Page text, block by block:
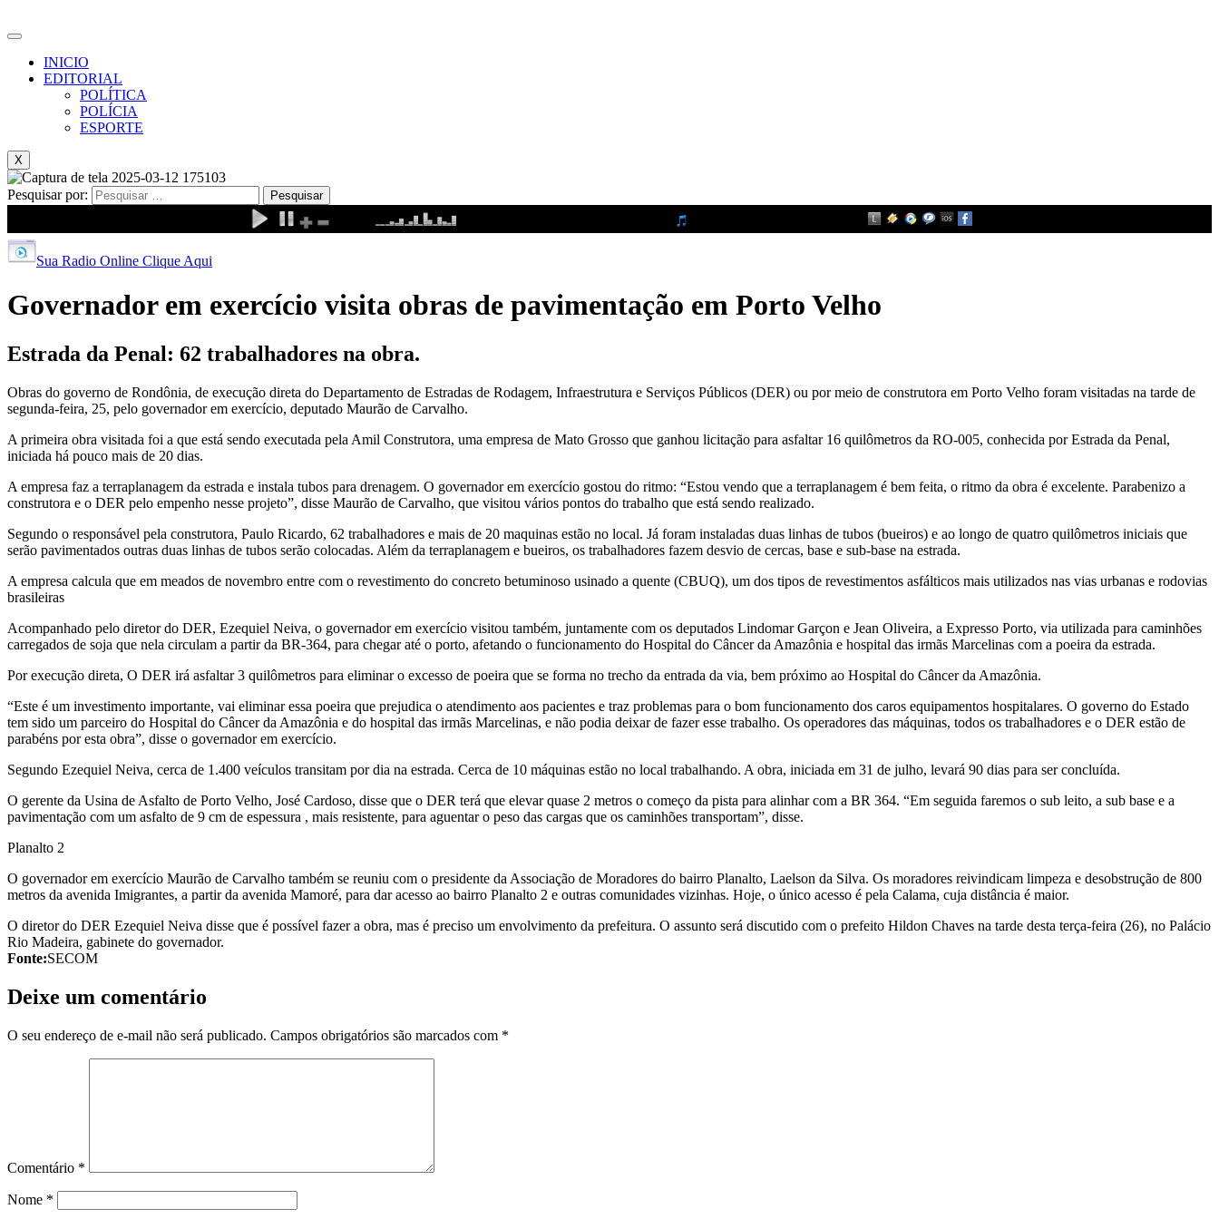
INICIO
EDITORIAL
POLÍTICA
POLÍCIA
ESPORTE
X
Pesquisar por:
Sua Radio Online Clique Aqui
Governador em exercício visita obras de pavimentação em Porto Velho
Estrada da Penal: 62 trabalhadores na obra.
Obras do governo de Rondônia, de execução direta do Departamento de Estradas de Rodagem, Infraestrutura e Serviços Públicos (DER) ou por meio de construtora em Porto Velho foram visitadas na tarde de
segunda-feira, 25, pelo governador em exercício, deputado Maurão de Carvalho.
A primeira obra visitada foi a que está sendo executada pela Amil Construtora, uma empresa de Mato Grosso que ganhou licitação para asfaltar 16 quilômetros da RO-005, conhecida por Estrada da Penal,
iniciada há pouco mais de 20 dias.
A empresa faz a terraplanagem da estrada e instala tubos para drenagem. O governador em exercício gostou do ritmo: “Estou vendo que a terraplanagem é bem feita, o ritmo da obra é excelente. Parabenizo a
construtora e o DER pelo empenho nesse projeto”, disse Maurão de Carvalho, que visitou vários pontos do trabalho que está sendo realizado.
Segundo o responsável pela construtora, Paulo Ricardo, 62 trabalhadores e mais de 20 maquinas estão no local. Já foram instaladas duas linhas de tubos (bueiros) e ao longo de quatro quilômetros iniciais que
serão pavimentados outras duas linhas de tubos serão colocadas. Além da terraplanagem e bueiros, os trabalhadores fazem desvio de cercas, base e sub-base na estrada.
A empresa calcula que em meados de novembro entre com o revestimento do concreto betuminoso usinado a quente (CBUQ), um dos tipos de revestimentos asfálticos mais utilizados nas vias urbanas e rodovias
brasileiras
Acompanhado pelo diretor do DER, Ezequiel Neiva, o governador em exercício visitou também, juntamente com os deputados Lindomar Garçon e Jean Oliveira, a Expresso Porto, via utilizada para caminhões
carregados de soja que nela circulam a partir da BR-364, para chegar até o porto, afetando o funcionamento do Hospital do Câncer da Amazônia e hospital das irmãs Marcelinas com a poeira da estrada.
Por execução direta, O DER irá asfaltar 3 quilômetros para eliminar o excesso de poeira que se forma no trecho da entrada da via, bem próximo ao Hospital do Câncer da Amazônia.
“Este é um investimento importante, vai eliminar essa poeira que prejudica o atendimento aos pacientes e traz problemas para o bom funcionamento dos caros equipamentos hospitalares. O governo do Estado
tem sido um parceiro do Hospital do Câncer da Amazônia e do hospital das irmãs Marcelinas, e não podia deixar de fazer esse trabalho. Os operadores das máquinas, todos os trabalhadores e o DER estão de
parabéns por esta obra”, disse o governador em exercício.
Segundo Ezequiel Neiva, cerca de 1.400 veículos transitam por dia na estrada. Cerca de 10 máquinas estão no local trabalhando. A obra, iniciada em 31 de julho, levará 90 dias para ser concluída.
O gerente da Usina de Asfalto de Porto Velho, José Cardoso, disse que o DER terá que elevar quase 2 metros o começo da pista para alinhar com a BR 364. “Em seguida faremos o sub leito, a sub base e a
pavimentação com um asfalto de 9 cm de espessura , mais resistente, para aguentar o peso das cargas que os caminhões transportam”, disse.
Planalto 2
O governador em exercício Maurão de Carvalho também se reuniu com o presidente da Associação de Moradores do bairro Planalto, Laelson da Silva. Os moradores reivindicam limpeza e desobstrução de 800
metros da avenida Imigrantes, a partir da avenida Mamoré, para dar acesso ao bairro Planalto 2 e outras comunidades vizinhas. Hoje, o único acesso é pela Calama, cuja distância é maior.
O diretor do DER Ezequiel Neiva disse que é possível fazer a obra, mas é preciso um envolvimento da prefeitura. O assunto será discutido com o prefeito Hildon Chaves na tarde desta terça-feira (26), no Palácio
Rio Madeira, gabinete do governador.
Fonte:SECOM
Deixe um comentário
O seu endereço de e-mail não será publicado. Campos obrigatórios são marcados com *
Comentário *
Nome *